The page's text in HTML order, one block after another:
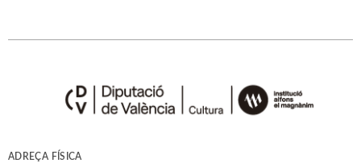
Estudis Generals
Filosofia
ADREÇA FÍSICA